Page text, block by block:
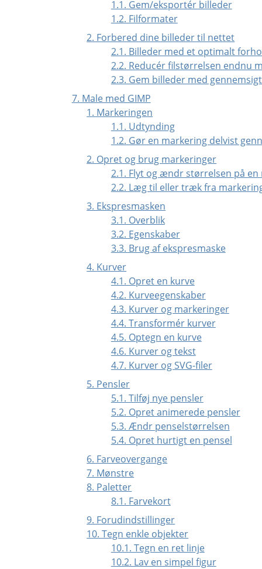
1.1. Gem/eksportér billeder
1.2. Filformater
2. Forbered dine billeder til nettet
2.1. Billeder med et optimalt
2.2. Reducér filstørrelsen endnu
2.3. Gem billeder med
7. Male med GIMP
1. Markeringen
1.1. Udtynding
1.2. Gør en markering delvist
2. Opret og brug markeringer
2.1. Flyt og ændr størrelsen på en
2.2. Læg til eller træk fra
3. Ekspresmasken
3.1. Overblik
3.2. Egenskaber
3.3. Brug af ekspresmaske
4. Kurver
4.1. Opret en kurve
4.2. Kurveegenskaber
4.3. Kurver og markeringer
4.4. Transformér kurver
4.5. Optegn en kurve
4.6. Kurver og tekst
4.7. Kurver ogSVG-filer
5. Pensler
5.1. Tilføj nye pensler
5.2. Opret animerede pensler
5.3. Ændr penselstørrelsen
5.4. Opret hurtigt en pensel
6. Farveovergange
7. Mønstre
8. Paletter
8.1. Farvekort
9. Forudindstillinger
10. Tegn enkle objekter
10.1. Tegn en ret linje
10.2. Lav en simpel figur